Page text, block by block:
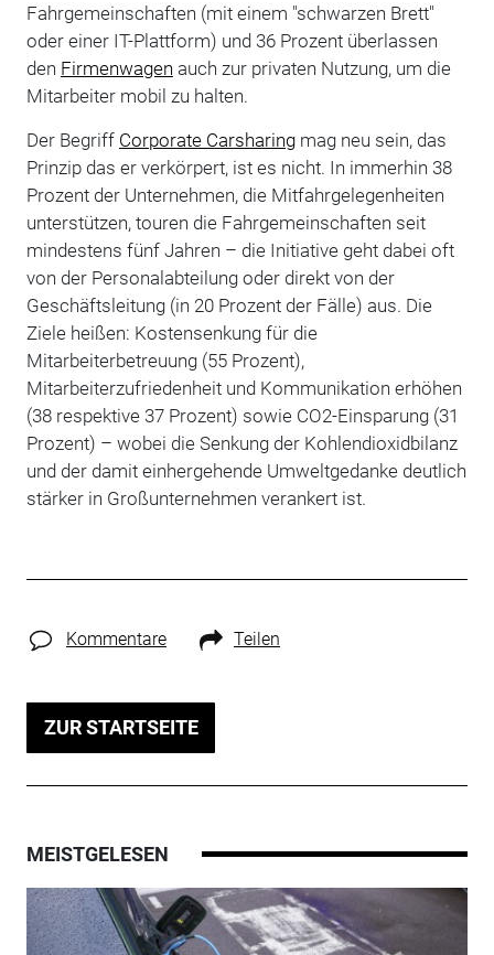
Fahrgemeinschaften (mit einem "schwarzen Brett"
oder einer IT-Plattform) und 36 Prozent überlassen
den Firmenwagen auch zur privaten Nutzung, um die
Mitarbeiter mobil zu halten.
Der Begriff Corporate Carsharingmag neu sein, das
Prinzip das er verkörpert, ist es nicht. In immerhin 38
Prozent der Unternehmen, die Mitfahrgelegenheiten
unterstützen, touren die Fahrgemeinschaften seit
mindestens fünf Jahren – die Initiative geht dabei oft
von der Personalabteilung oder direkt von der
Geschäftsleitung (in 20 Prozent der Fälle) aus. Die
Ziele heißen: Kostensenkung für die
Mitarbeiterbetreuung (55 Prozent),
Mitarbeiterzufriedenheit und Kommunikation erhöhen
(38 respektive 37 Prozent) sowie CO2-Einsparung (31
Prozent) – wobei die Senkung der Kohlendioxidbilanz
und der damit einhergehende Umweltgedanke deutlich
stärker in Großunternehmen verankert ist.
Kommentare Teilen
ZUR STARTSEITE
MEISTGELESEN